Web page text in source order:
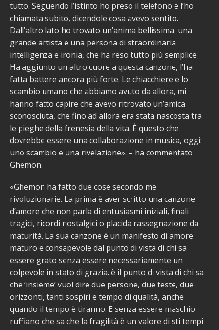
tutto. Seguendo l’istinto ho preso il telefono e l’ho
chiamata subito, dicendole cosa avevo sentito.
Dall’altro lato ho trovato un’anima bellissima, una
grande artista e una persona di straordinaria
intelligenza e ironia, che ha reso tutto più semplice.
Ha aggiunto un altro cuore a questa canzone, l’ha
fatta battere ancora più forte. Le chiacchiere e lo
scambio umano che abbiamo avuto da allora, mi
hanno fatto capire che avevo ritrovato un’amica
sconosciuta, che fino ad allora era stata nascosta tra
le pieghe della frenesia della vita. È questo che
dovrebbe essere una collaborazione in musica, oggi:
uno scambio e una rivelazione». – ha commentato
Ghemon.
«Ghemon ha fatto due cose secondo me
rivoluzionarie. La prima è aver scritto una canzone
d’amore che non parla di entusiasmi iniziali, finali
tragici, ricordi nostalgici o placida rassegnazione da
maturità. La sua canzone è un manifesto di amore
maturo e consapevole dal punto di vista di chi sa
essere grato senza essere necessariamente un
colpevole in stato di grazia. è il punto di vista di chi sa
che ‘insieme’ vuol dire due persone, due teste, due
orizzonti, tanti sospiri e tempo di qualità, anche
quando il tempo è tiranno. E senza essere maschio
ruffiano che sa che la fragilità è un valore di sti tempi